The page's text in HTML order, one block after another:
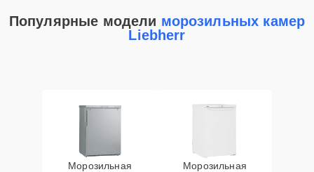
Популярные модели морозильных камер
Liebherr
Морозильная
Морозильная